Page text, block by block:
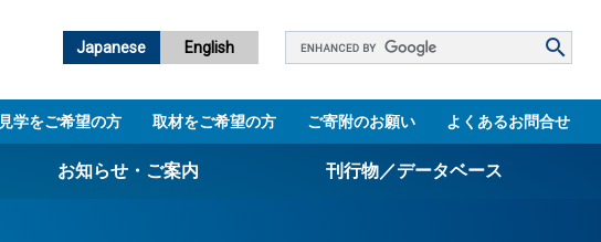
Japanese English
Google
ス
見学をご希望の方 取材をご希望の方 ご寄附のお願い よくあるお問合せ
お知らせ・ご案内 刊行物／データベース